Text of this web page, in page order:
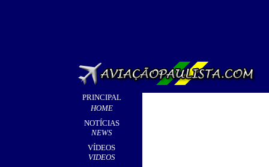
PRINCIPAL
HOME
NOTÍCIAS
NEWS
VÍDEOS
VIDEOS